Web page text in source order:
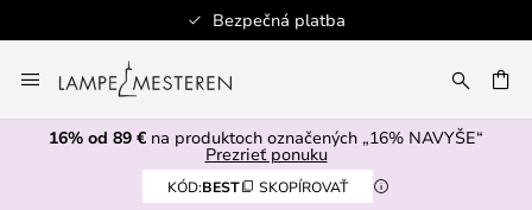
Autorizovaný predajca
to
Content
16% od 89 € na produktoch označených „16% NAVYŠE“
Prezrieť ponuku
KÓD:BEST SKOPÍROVAŤ